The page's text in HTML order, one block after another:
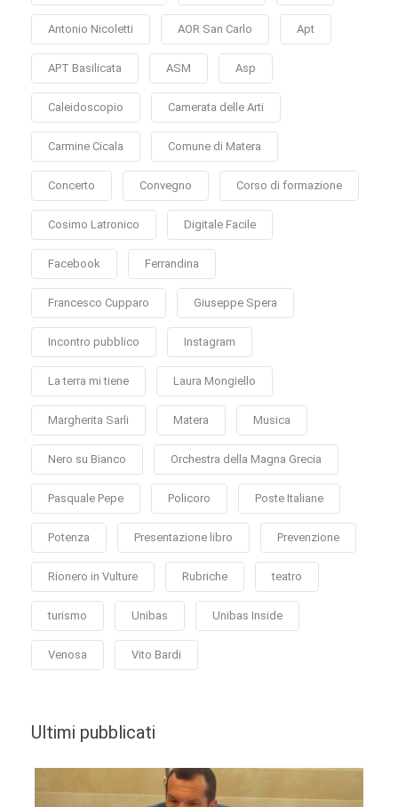
Antonio Nicoletti AOR San Carlo Apt
APT Basilicata ASM Asp
Caleidoscopio Camerata delle Arti
Carmine Cicala Comune di Matera
Concerto Convegno Corso di formazione
Cosimo Latronico Digitale Facile
Facebook Ferrandina
Francesco Cupparo Giuseppe Spera
Incontro pubblico Instagram
La terra mi tiene Laura Mongiello
Margherita Sarli Matera Musica
Nero su Bianco Orchestra della Magna Grecia
Pasquale Pepe Policoro Poste Italiane
Potenza Presentazione libro Prevenzione
Rionero in Vulture Rubriche teatro
turismo Unibas Unibas Inside
Venosa Vito Bardi
Ultimi pubblicati